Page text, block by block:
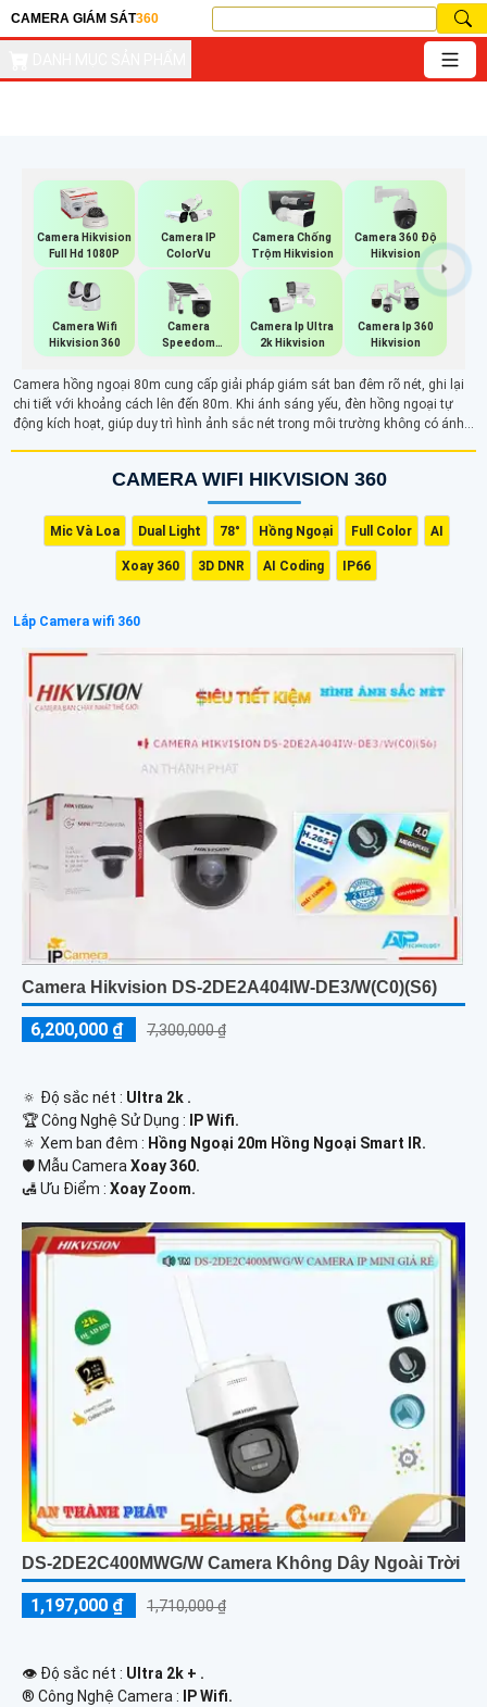
CAMERA GIÁM SÁT360
Camera Hikvision
Full Hd 1080P
Camera IP
ColorVu
Camera Chống
Trộm Hikvision
Camera 360 Độ
Hikvision
Camera Wifi
Hikvision 360
Camera
Speedom
Hikvision
Camera Ip Ultra
2k Hikvision
Camera Ip 360
Hikvision
Camera hồng ngoại 80m cung cấp giải pháp giám sát ban đêm rõ nét, ghi lại
chi tiết với khoảng cách lên đến 80m. Khi ánh sáng yếu, đèn hồng ngoại tự
động kích hoạt, giúp duy trì hình ảnh sắc nét trong môi trường không có ánh
CAMERA WIFI HIKVISION 360
Mic Và Loa Dual Light 78° Hồng Ngoại Full Color AI
Xoay 360 3D DNR AI Coding IP66
Lắp Camera wifi 360
Camera Hikvision DS-2DE2A404IW-DE3/W(C0)(S6)
6,200,000 ₫ 7,300,000 ₫
🔅 Độ sắc nét : Ultra 2k .
🏆 Công Nghệ Sử Dụng :
IP Wifi.
🔅 Xem ban đêm : Hồng Ngoại 20m Hồng Ngoại Smart IR.
🛡 Mẫu CameraXoay 360.
️🛃 Ưu Điểm : Xoay Zoom.
DS-2DE2C400MWG/W Camera Không Dây Ngoài Trời
1,197,000 ₫ 1,710,000 ₫
👁 Độ sắc nét : Ultra 2k + .
®️ Công Nghệ Camera :
IP Wifi.